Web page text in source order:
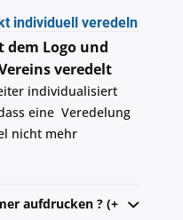
individuell veredeln
dem Logo und
veredelt
individualisiert
eine Veredelung
nicht mehr
aufdrucken ? (+